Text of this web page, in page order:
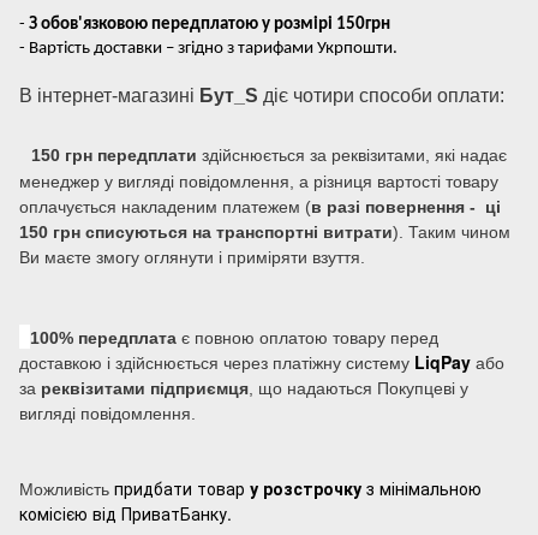
- З обов'язковою передплатою у розмірі 150грн
- Вартість доставки – згідно з тарифами Укрпошти.
В інтернет-магазині Бут_S діє чотири способи оплати:
150 грн передплати здійснюється за реквізитами, які надає
менеджер у вигляді повідомлення, а різниця вартості товару
оплачується накладеним платежем (в разі повернення - ці
150 грн списуються на транспортні витрати). Таким чином
Ви маєте змогу оглянути і приміряти взуття.
100% передплата є повною оплатою товару перед
доставкою і здійснюється через платіжну систему LiqPay або
за реквізитами підприємця , що надаються Покупцеві у
вигляді повідомлення.
Можливість придбати товар у розстрочку з мінімальною
комісією від ПриватБанку.